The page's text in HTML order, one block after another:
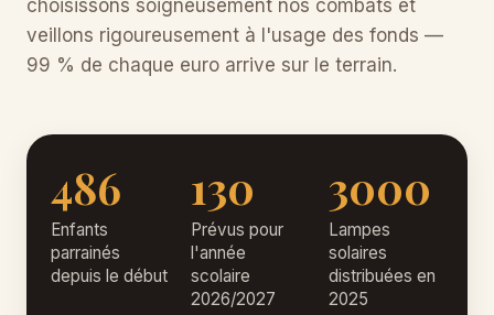
choisissons soigneusement nos combats et
veillons rigoureusement à l'usage des fonds —
99 % de chaque euro arrive sur le terrain.
486
Enfants
parrainés
depuis le début
130
Prévus pour
l'année
scolaire
2026/2027
3000
Lampes
solaires
distribuées en
2025